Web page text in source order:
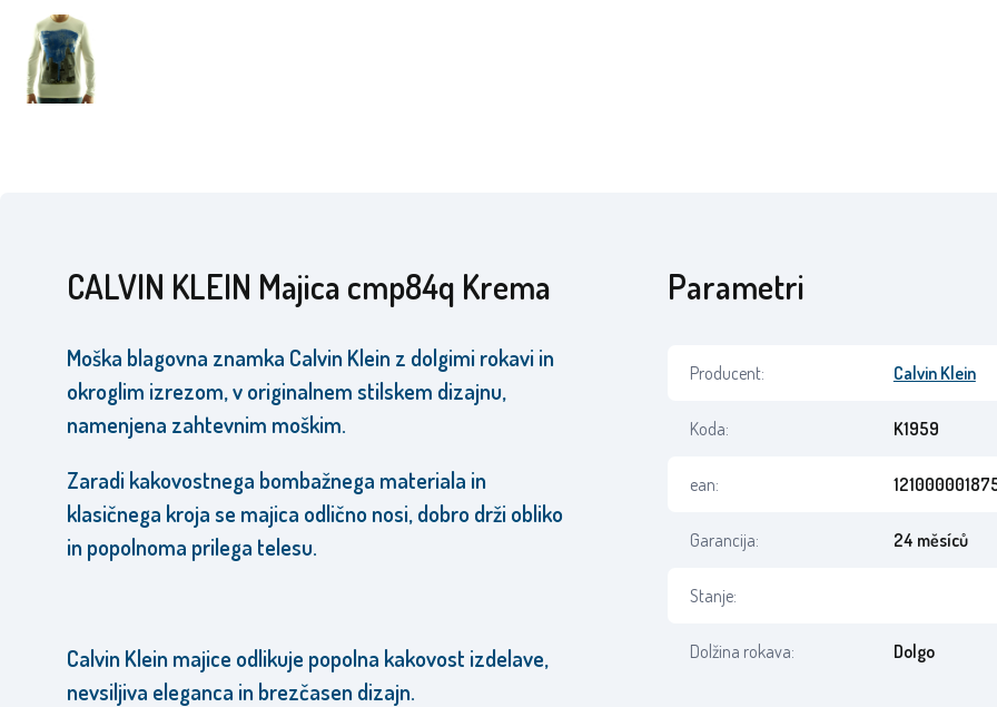
CALVIN KLEIN Majica cmp84q Krema
Moška blagovna znamka Calvin Klein z dolgimi rokavi in
okroglim izrezom, v originalnem stilskem dizajnu,
namenjena zahtevnim moškim.
Zaradi kakovostnega bombažnega materiala in
klasičnega kroja se majica odlično nosi,dobro drži obliko
in popolnoma prilega telesu.
Calvin Klein majice odlikuje popolna kakovost izdelave,
nevsiljiva eleganca in brezčasen dizajn.
Parametri
Producent: Calvin Klein
Koda: K1959
ean:
Garancija: 24 měsíců
Stanje:
Dolžina rokava: Dolgo